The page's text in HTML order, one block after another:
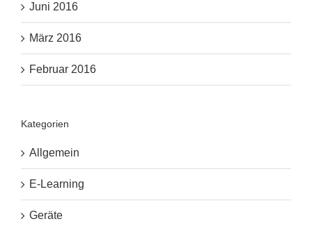
Juni 2016
März 2016
Februar 2016
Kategorien
Allgemein
E-Learning
Geräte